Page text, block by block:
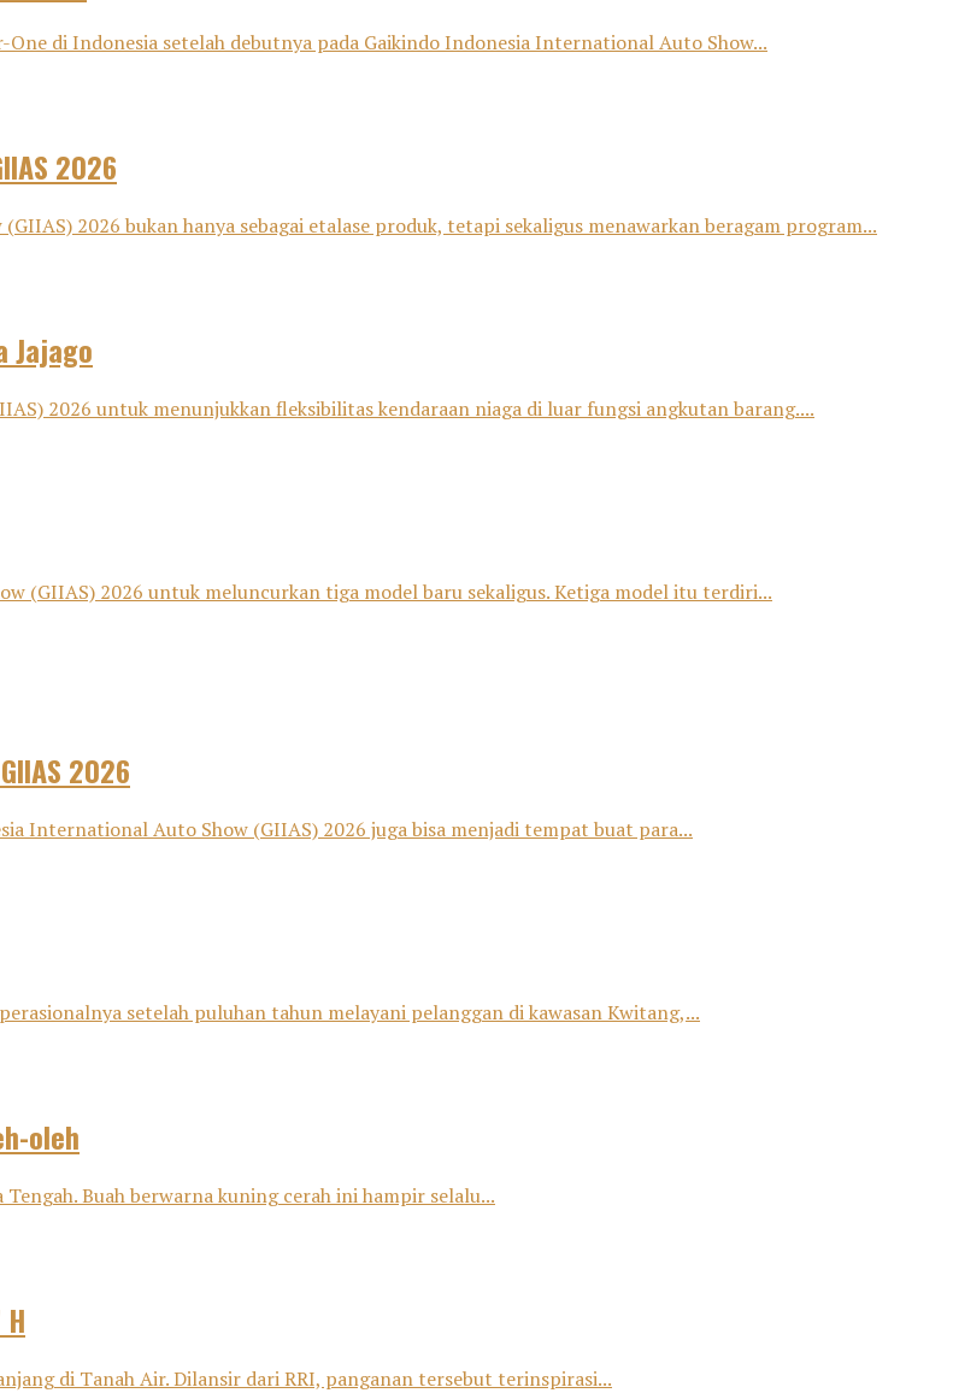
di Indonesia setelah debutnya pada Gaikindo Indonesia International Auto Show...
2026
2026 bukan hanya sebagai etalase produk, tetapi sekaligus menawarkan beragam program...
Jajago
2026 untuk menunjukkan fleksibilitas kendaraan niaga di luar fungsi angkutan barang....
(GIIAS) 2026 untuk meluncurkan tiga model baru sekaligus. Ketiga model itu terdiri...
2026
International Auto Show (GIIAS) 2026 juga bisa menjadi tempat buat para...
setelah puluhan tahun melayani pelanggan di kawasan Kwitang,...
oleh
Buah berwarna kuning cerah ini hampir selalu...
di Tanah Air. Dilansir dari RRI, panganan tersebut terinspirasi...